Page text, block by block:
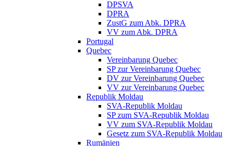
DPSVA
DPRA
ZustG zum Abk. DPRA
VV zum Abk. DPRA
Portugal
Quebec
Vereinbarung Quebec
SP zur Vereinbarung Quebec
DV zur Vereinbarung Quebec
VV zur Vereinbarung Quebec
Republik Moldau
SVA-Republik Moldau
SP zum SVA-Republik Moldau
VV zum SVA-Republik Moldau
Gesetz zum SVA-Republik Moldau
Rumänien